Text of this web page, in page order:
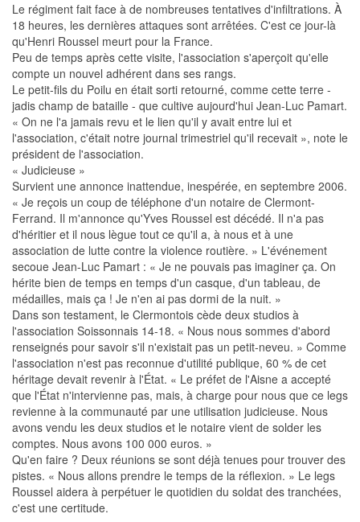
Le régiment fait face à de nombreuses tentatives d'infiltrations. À
18 heures, les dernières attaques sont arrêtées. C'est ce jour-là
qu'Henri Roussel meurt pour la France.
Peu de temps après cette visite, l'association s'aperçoit qu'elle
compte un nouvel adhérent dans ses rangs.
Le petit-fils du Poilu en était sorti retourné, comme cette terre -
jadis champ de bataille - que cultive aujourd'hui Jean-Luc Pamart.
« On ne l'a jamais revu et le lien qu'il y avait entre lui et
l'association, c'était notre journal trimestriel qu'il recevait », note le
président de l'association.
« Judicieuse »
Survient une annonce inattendue, inespérée, en septembre 2006.
« Je reçois un coup de téléphone d'un notaire de Clermont-
Ferrand. Il m'annonce qu'Yves Roussel est décédé. Il n'a pas
d'héritier et il nous lègue tout ce qu'il a, à nous et à une
association de lutte contre la violence routière. » L'événement
secoue Jean-Luc Pamart : « Je ne pouvais pas imaginer ça. On
hérite bien de temps en temps d'un casque, d'un tableau, de
médailles, mais ça ! Je n'en ai pas dormi de la nuit. »
Dans son testament, le Clermontois cède deux studios à
l'association Soissonnais 14-18. « Nous nous sommes d'abord
renseignés pour savoir s'il n'existait pas un petit-neveu. » Comme
l'association n'est pas reconnue d'utilité publique, 60 % de cet
héritage devait revenir à l'État. « Le préfet de l'Aisne a accepté
que l'État n'intervienne pas, mais, à charge pour nous que ce legs
revienne à la communauté par une utilisation judicieuse. Nous
avons vendu les deux studios et le notaire vient de solder les
comptes. Nous avons 100 000 euros. »
Qu'en faire ? Deux réunions se sont déjà tenues pour trouver des
pistes. « Nous allons prendre le temps de la réflexion. » Le legs
Roussel aidera à perpétuer le quotidien du soldat des tranchées,
c'est une certitude.